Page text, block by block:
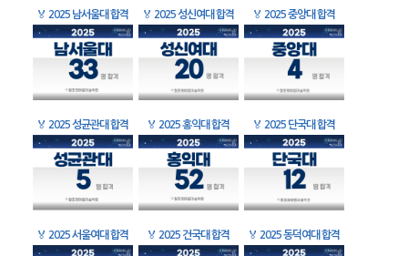
🏅 2025 남서울대 합격 🏅 2025 성신여대 합격 🏅 2025 중앙대 합격
🏅 2025 성균관대 합격 🏅 2025 홍익대 합격 🏅 2025 단국대 합격
🏅 2025 서울여대 합격 🏅 2025 건국대 합격 🏅 2025 동덕여대 합격